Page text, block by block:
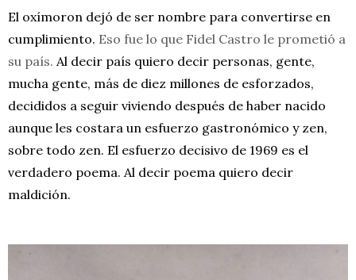
El oxímoron dejó de ser nombre para convertirse en
cumplimiento. Eso fue lo que Fidel Castro le prometió a
su país. Al decir país quiero decir personas, gente,
mucha gente, más de diez millones de esforzados,
decididos a seguir viviendo después de haber nacido
aunque les costara un esfuerzo gastronómico y zen,
sobre todo zen. El esfuerzo decisivo de 1969 es el
verdadero poema. Al decir poema quiero decir
maldición.